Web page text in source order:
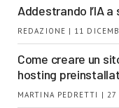
Addestrando l’IA
REDAZIONE | 11
Come creare un
hosting
MARTINA PEDRETTI |